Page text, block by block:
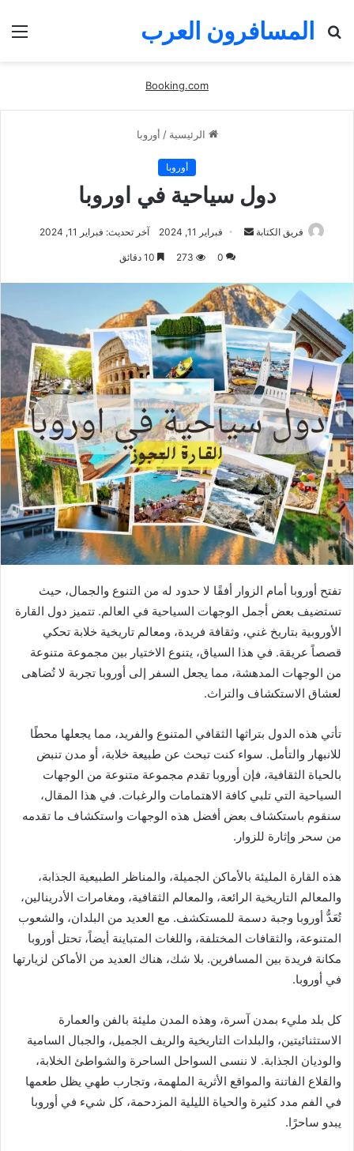
المسافرون العرب
Booking.com
الرئيسية / أوروبا
أوروبا
دول سياحية في اوروبا
فريق الكتابة
أرسل
بريدا
فبراير 11, 2024 آخر تحديث: فبراير 11, 2024
0
273
تفتح أوروبا أمام الزوار أفقًا لا حدود له من التنوع والجمال، حيث
تستضيف بعض أجمل الوجهات السياحية في العالم. تتميز دول القارة
الأوروبية بتاريخ غني، وثقافة فريدة، ومعالم تاريخية خلابة تحكي
قصصاً عريقة. في هذا السياق، يتنوع الاختيار بين مجموعة متنوعة
من الوجهات المدهشة، مما يجعل السفر إلى أوروبا تجربة لا تُضاهى
لعشاق الاستكشاف والتراث.
تأتي هذه الدول بتراثها الثقافي المتنوع والفريد، مما يجعلها محطًا
للانبهار والتأمل. سواء كنت تبحث عن طبيعة خلابة، أو مدن تنبض
بالحياة الثقافية، فإن أوروبا تقدم مجموعة متنوعة من الوجهات
السياحية التي تلبي كافة الاهتمامات والرغبات. في هذا المقال،
سنقوم باستكشاف بعض أفضل هذه الوجهات واستكشاف ما تقدمه
من سحر وإثارة للزوار.
هذه القارة المليئة بالأماكن الجميلة، والمناظر الطبيعية الجذابة،
والمعالم التاريخية الرائعة، والمعالم الثقافية، ومغامرات الأدرينالين،
تُعَدُّ أوروبا وجبة دسمة للمستكشف. مع العديد من البلدان، والشعوب
المتنوعة، والثقافات المختلفة، واللغات المتباينة أيضاً، تحتل أوروبا
مكانة فريدة بين المسافرين. بلا شك، هناك العديد من الأماكن لزيارتها
في أوروبا.
كل بلد مليء بمدن آسرة، وهذه المدن مليئة بالفن والعمارة
الاستثنائيتين، والبلدات التاريخية والريف الجميل، والجبال السامية
والوديان الجذابة. لا ننسى السواحل الساحرة والشواطئ الخلابة،
والقلاع الفاتنة والمواقع الأثرية الملهمة، وتجارب طهي يظل طعمها
في الفم مدد كثيرة والحياة الليلية المزدحمة، كل شيء في أوروبا
يبدو ساحرًا.